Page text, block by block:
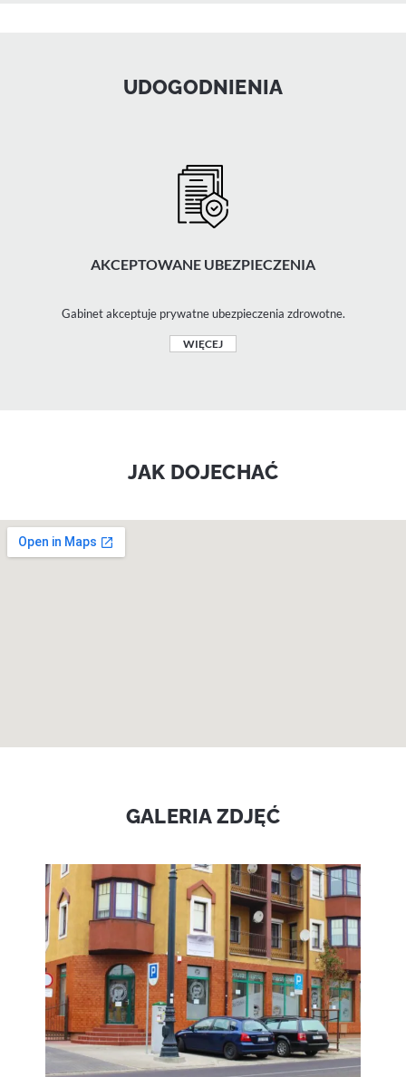
UDOGODNIENIA
AKCEPTOWANE UBEZPIECZENIA
Gabinet akceptuje prywatne ubezpieczenia zdrowotne.
WIĘCEJ
JAK DOJECHAĆ
GALERIA ZDJĘĆ